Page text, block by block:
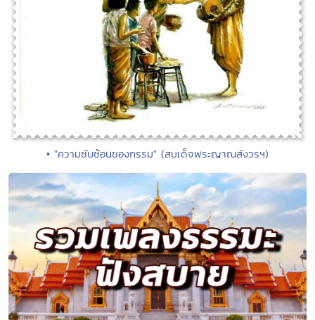
• "ความซับซ้อนของกรรม" (สมเด็จพระญาณสังวรฯ)